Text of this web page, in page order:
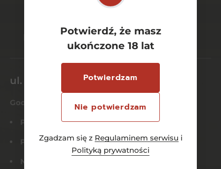
Potwierdź, że masz
ukończone 18 lat
Potwierdzam
Nie potwierdzam
Zgadzam się z Regulaminem serwisu i
Polityką prywatności
płatności online
asortymentu
ul. Dworcowa 26/6
Godziny otwarcia
Pn-Czw: 8:00 – 21:00
Pt-Sob:8:00 – 22:00
Niedziela: